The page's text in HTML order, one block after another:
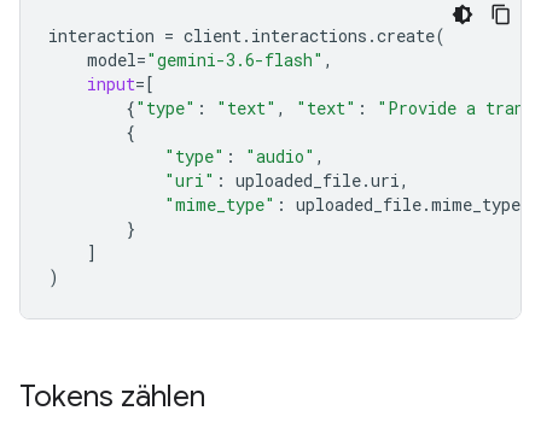
interaction = client . interactions .create(
model="gemini-3.6-flash" ,
input=[
{"type" : "text" , "text" :
"Provide a
{
"type" : "audio" ,
"uri" : uploaded_file.uri ,
"mime_type" : uploaded_file.mime_type
}
]
)
Tokens zählen